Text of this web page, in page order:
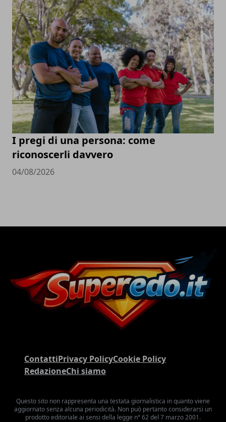
I pregi di una persona: come
riconoscerli davvero
04/08/2026
ContattiPrivacy PolicyCookie Policy
RedazioneChi siamo
Questo sito non rappresenta una testata giornalistica in quanto viene
aggiornato senza alcuna periodicità. Non può pertanto considerarsi un
prodotto editoriale ai sensi della legge n° 62 del 7 marzo 2001.